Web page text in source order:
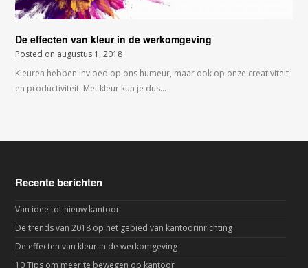
De effecten van kleur in de werkomgeving
Posted on augustus 1, 2018
Kleuren hebben invloed op ons humeur, maar ook op onze creativiteit
en productiviteit. Met kleur kun je dus…
Recente berichten
Van idee tot nieuw kantoor
De trends van 2018 op het gebied van kantoorinrichting
De effecten van kleur in de werkomgeving
10 Tips om meer te bewegen op kantoor